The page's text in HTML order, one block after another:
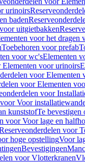
urinoirs
baden
uitgietbakken
voor het dragen
Toebehoren voor prefab
voor wc'sElementen
Elementen voor urinoirs
voor Elementen
voor Elementen
voor
Voor
kunststofTe bevestigen
voor Voor lage en
voor
hoge opstellingVoor
Bevestigingen
voor Vlotterkranen